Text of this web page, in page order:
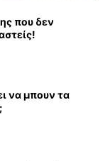
που δεν
να μπουν τα